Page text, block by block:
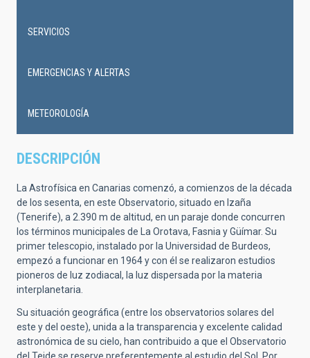
DESCRIPCIÓN
La Astrofísica en Canarias comenzó, a comienzos de la década
de los sesenta, en este Observatorio, situado en Izaña
(Tenerife), a 2.390 m de altitud, en un paraje donde concurren
los términos municipales de La Orotava, Fasnia y Güímar. Su
primer telescopio, instalado por la Universidad de Burdeos,
empezó a funcionar en 1964 y con él se realizaron estudios
pioneros de luz zodiacal, la luz dispersada por la materia
interplanetaria.
Su situación geográfica (entre los observatorios solares del
este y del oeste), unida a la transparencia y excelente calidad
astronómica de su cielo, han contribuido a que el Observatorio
del Teide se reserve preferentemente al estudio del Sol. Por
SERVICIOS
EMERGENCIAS Y ALERTAS
METEOROLOGÍA